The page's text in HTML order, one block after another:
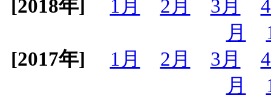
[2018年] 1月 2月 3月
月
[2017年]
1月 2月 3月
月